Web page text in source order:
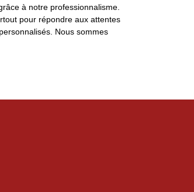
à notre professionnalisme.
pour répondre aux attentes
Nous sommes